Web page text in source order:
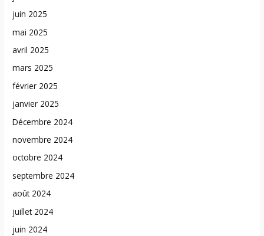
juin 2025
mai 2025
avril 2025
mars 2025
février 2025
janvier 2025
Décembre 2024
novembre 2024
octobre 2024
septembre 2024
août 2024
juillet 2024
juin 2024